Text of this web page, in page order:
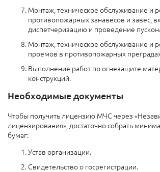
Монтаж, техническое обслуживание и
противопожарных занавесов и завес,
диспетчеризацию и проведение
Монтаж, техническое обслуживание и
проемов в противопожарных
Выполнение работ по огнезащите
конструкций.
Необходимые документы
Чтобы получить лицензию МЧС через
лицензирования», достаточно собрать
бумаг:
Устав организации.
Свидетельство о госрегистрации.